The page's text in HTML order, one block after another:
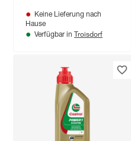
Keine Lieferung nach
Hause
Verfügbar in Troisdorf